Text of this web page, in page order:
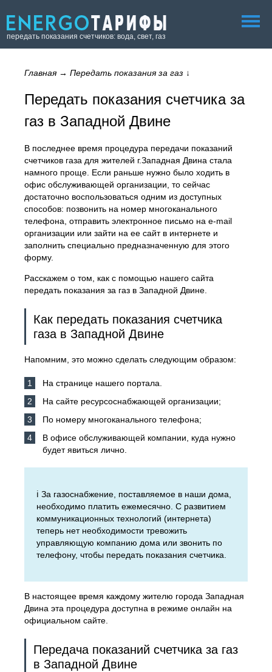
передать показания счетчиков: вода, свет, газ
Главная→ Передать показания за газ ↓
Передать показания счетчика за
газ в Западной Двине
В последнее время процедура передачи показаний
счетчиков газа для жителей г.Западная Двина стала
намного проще. Если раньше нужно было ходить в
офис обслуживающей организации, то сейчас
достаточно воспользоваться одним из доступных
способов: позвонить на номер многоканального
телефона, отправить электронное письмо на e-mail
организации или зайти на ее сайт в интернете и
заполнить специально предназначенную для этого
форму.
Расскажем о том, как с помощью нашего сайта
передать показания за газ в Западной Двине.
Как передать показания счетчика
газа в Западной Двине
Напомним, это можно сделать следующим образом:
На странице нашего портала.
На сайте ресурсоснабжающей организации;
По номеру многоканального телефона;
В офисе обслуживающей компании, куда нужно
будет явиться лично.
ℹ️ За газоснабжение, поставляемое в наши дома,
необходимо платить ежемесячно. С развитием
коммуникационных технологий (интернета)
теперь нет необходимости тревожить
управляющую компанию дома или звонить по
телефону, чтобы передать показания счетчика.
В настоящее время каждому жителю города Западная
Двина эта процедура доступна в режиме онлайн на
официальном сайте.
Передача показаний счетчика за газ
в Западной Двине